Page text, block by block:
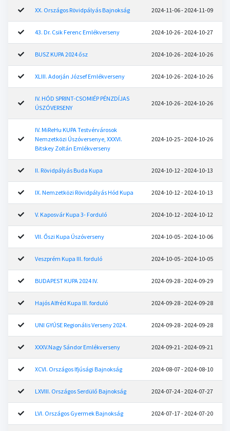
XX. Országos Rövidpályás Bajnokság 2024-11-06 - 2024-11-09
43. Dr. Csik Ferenc Emlékverseny 2024-10-26 - 2024-10-27
BUSZ KUPA 2024 ősz 2024-10-26 - 2024-10-26
XLIII. Adorján József Emlékverseny 2024-10-26 - 2024-10-26
IV. HÓD SPRINT-CSOMIÉP PÉNZDÍJAS
ÚSZÓVERSENY
2024-10-26 - 2024-10-26
IV. MiReHu KUPA Testvérvárosok
Nemzetközi Úszóversenye, XXXVI.
Bitskey Zoltán Emlékverseny
2024-10-25 - 2024-10-26
II. Rövidpályás Buda Kupa 2024-10-12 - 2024-10-13
IX. Nemzetközi Rövidpályás Hód Kupa 2024-10-12 - 2024-10-13
V. Kaposvár Kupa 3- Forduló 2024-10-12 - 2024-10-12
VII. Őszi Kupa Úszóverseny 2024-10-05 - 2024-10-06
Veszprém Kupa III. forduló 2024-10-05 - 2024-10-05
BUDAPEST KUPA 2024 IV. 2024-09-28 - 2024-09-29
Hajós Alfréd Kupa III. forduló 2024-09-28 - 2024-09-28
UNI GYÚSE Regionális Verseny 2024. 2024-09-28 - 2024-09-28
XXXV.Nagy Sándor Emlékverseny 2024-09-21 - 2024-09-21
XCVI. Országos Ifjúsági Bajnokság 2024-08-07 - 2024-08-10
LXVIII. Országos Serdülő Bajnokság 2024-07-24 - 2024-07-27
LVI. Országos Gyermek Bajnokság 2024-07-17 - 2024-07-20